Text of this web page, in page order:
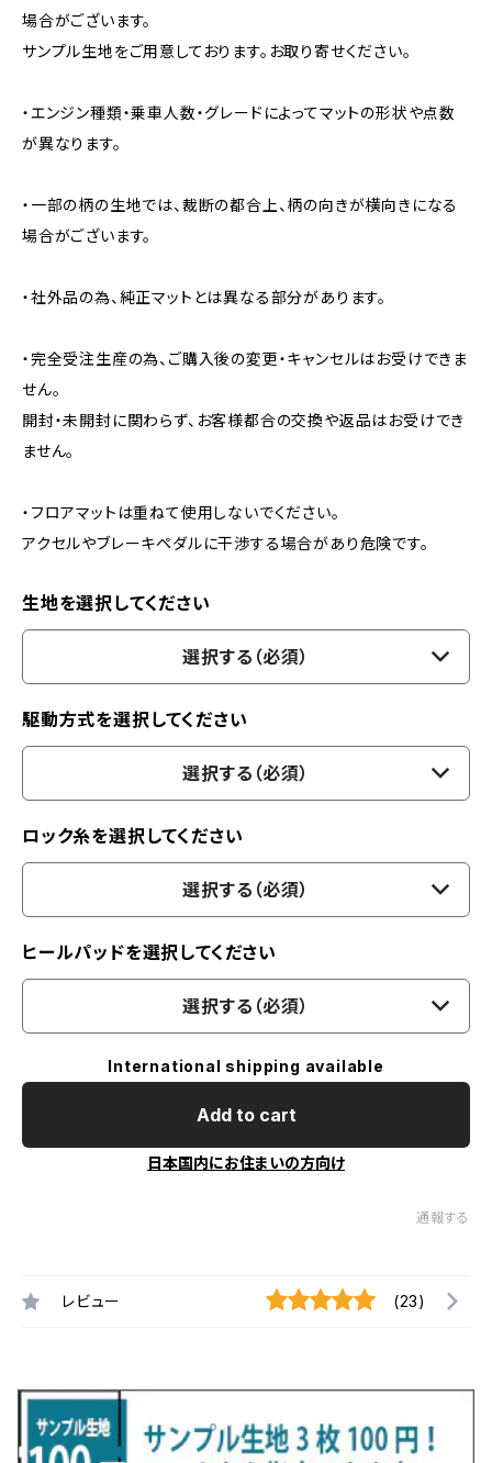
場合がございます。
サンプル生地をご用意しております。お取り寄せください。
・エンジン種類・乗車人数・グレードによってマットの形状や点数
が異なります。
・一部の柄の生地では、裁断の都合上、柄の向きが横向きになる
場合がございます。
・社外品の為、純正マットとは異なる部分があります。
・完全受注生産の為、ご購入後の変更・キャンセルはお受けできま
せん。
開封・未開封に関わらず、お客様都合の交換や返品はお受けでき
ません。
・フロアマットは重ねて使用しないでください。
アクセルやブレーキペダルに干渉する場合があり危険です。
生地を選択してください
選択する（必須）
駆動方式を選択してください
選択する（必須）
ロック糸を選択してください
選択する（必須）
ヒールパッドを選択してください
選択する（必須）
International shipping available
Add to cart
日本国内にお住まいの方向け
通報する
レビュー (23)